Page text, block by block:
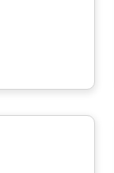
Maison